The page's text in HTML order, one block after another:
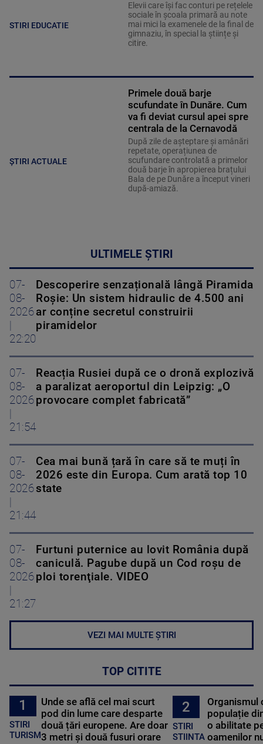
STIRI EDUCATIE
Elevii care îşi fac conturi pe rețelele
sociale în școala primară au note
mai mici la examenele de la final de
gimnaziu, în special la științe și
citire.
ȘTIRI ACTUALE
Primele două barje
scufundate în Dunăre. Cum
va fi deviat cursul apei spre
centrala de la Cernavodă
După zile de așteptare și amânări
repetate, operațiunea de
scufundare controlată a primelor
două barje în apropierea brațului
Bala de pe Dunăre a început vineri
după-amiază.
ULTIMELE ȘTIRI
07-
08-
2026
22:20
Descoperire senzațională lângă Piramida
Roșie: Un sistem hidraulic de 4.500 ani
ar conține secretul construirii
piramidelor
07-
08-
2026
21:54
Reacția Rusiei după ce o dronă explozivă
a paralizat aeroportul din Leipzig: „O
provocare complet fabricată”
07-
08-
2026
21:44
Cea mai bună țară în care să te muți în
2026 este din Europa. Cum arată top 10
state
07-
08-
2026
21:27
Furtuni puternice au lovit România după
caniculă. Pagube după un Cod roşu de
ploi torenţiale. VIDEO
VEZI MAI MULTE ȘTIRI
TOP CITITE
1
STIRI
TURISM
Unde se află cel mai scurt
pod din lume care desparte
două țări europene. Are doar
3 metri și două fusuri orare
2
STIRI
STIINTA
Organismul
populație
o abilitate
oamenilor